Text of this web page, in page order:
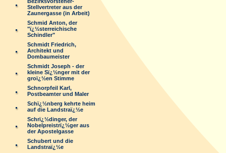
Stellvertreter aus der
Zaunergasse (in Arbeit)
Schmid Anton, der
"ï¿½sterreichische
Schindler"
Schmidt Friedrich,
Architekt und
Dombaumeister
Schmidt Joseph - der
kleine Sï¿½nger mit der
groï¿½en Stimme
Schnorpfeil Karl,
Postbeamter und Maler
Schï¿½nberg kehrte heim
auf die Landstraï¿½e
Schrï¿½dinger, der
Nobelpreistrï¿½ger aus
der Apostelgasse
Schubert und die
Landstraï¿½e